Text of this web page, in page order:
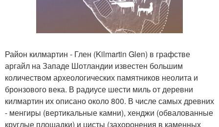
Район килмартин - Глен (Kilmartin Glen) в графстве
аргайл на Западе Шотландии известен большим
количеством археологических памятников неолита и
бронзового века. В радиусе шести миль от деревни
килмартин их описано около 800. В числе самых древних
- менгиры (вертикальные камни), хенджи (обвалованные
круглые площадки) и цисты (захоронения в каменных